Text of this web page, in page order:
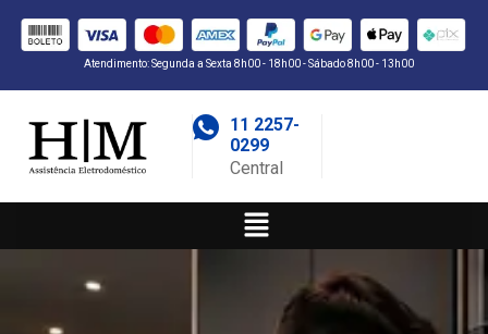
Atendimento: Segunda a Sexta 8h00 - 18h00 - Sábado 8h00 - 13h00
11 2257-
0299
Central